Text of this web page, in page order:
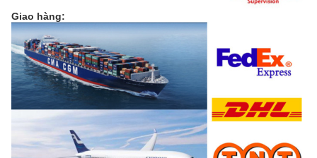
Giao hàng: